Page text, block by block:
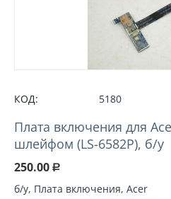
КОД: 5180
Плата включения для
шлейфом (LS-6582P), б/у
250.00 Р
б/у, Плата включения, Acer